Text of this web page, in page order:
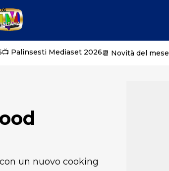
📺 Palinsesti Mediaset 2026📆 Novità del mese
un nuovo cooking